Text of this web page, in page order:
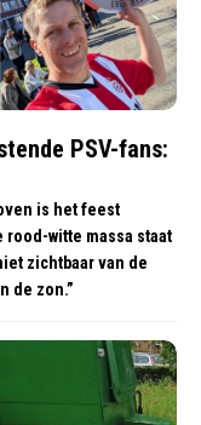
PSV-fans:
is het feest
witte massa staat
zichtbaar van de
de zon.”